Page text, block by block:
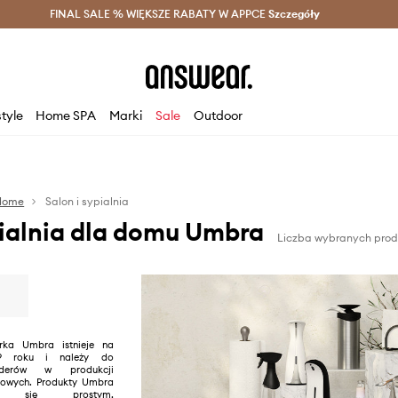
Oszczędzaj z Answear Club > Dostawa nawet w 24h >
FINAL SALE % WIĘKSZE RABATY W APPCE Szczegóły
Home SPA Marki Sale Outdoor
Salon i sypialnia
dla domu Umbra Liczba wybranych
Umbra istnieje na
roku i należy do
w produkcji
Produkty Umbra
się prostym,